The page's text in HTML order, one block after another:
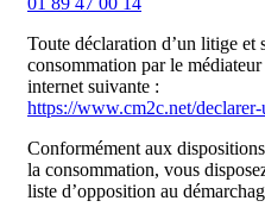
Toute déclaration d’un litige et
consommation par le médiateur
internet suivante :
https://www.cm2c.net/
Conformément aux
la consommation, vous
liste d’opposition au